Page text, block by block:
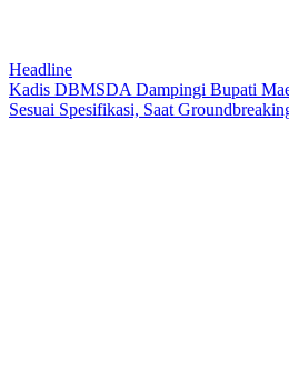
Headline
Kadis DBMSDA Dampingi Bupati
Sesuai Spesifikasi, Saat